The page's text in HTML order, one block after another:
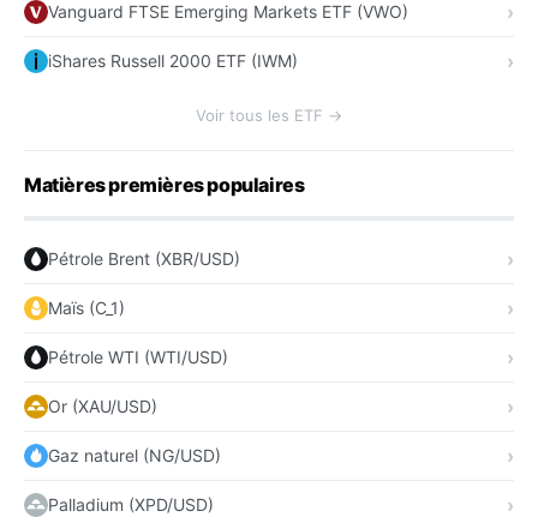
Vanguard FTSE Emerging Markets ETF (VWO)
iShares Russell 2000 ETF (IWM)
Voir tous les ETF →
Matières premières populaires
Pétrole Brent (XBR/USD)
Maïs (C_1)
Pétrole WTI (WTI/USD)
Or (XAU/USD)
Gaz naturel (NG/USD)
Palladium (XPD/USD)